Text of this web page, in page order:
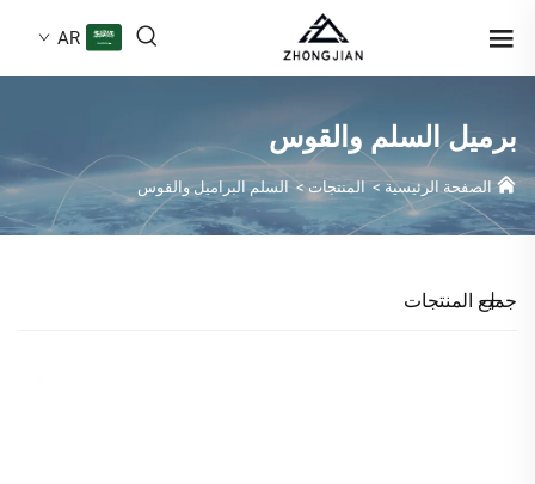
AR
برميل السلم والقوس
الصفحة الرئيسية>المنتجات> السلم البراميل والقوس
جميع المنتجات